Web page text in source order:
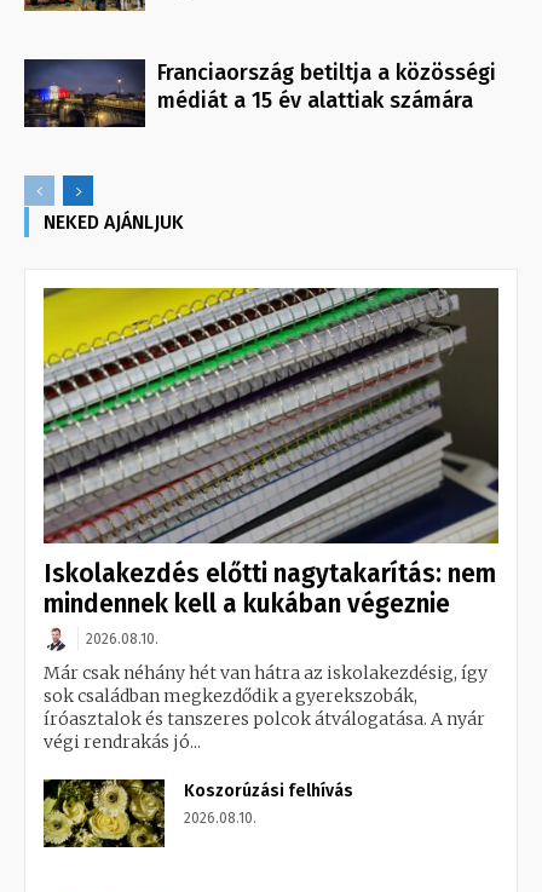
Franciaország betiltja a közösségi
médiát a 15 év alattiak számára
NEKED AJÁNLJUK
Iskolakezdés előtti nagytakarítás: nem
mindennek kell a kukában végeznie
2026.08.10.
Már csak néhány hét van hátra az iskolakezdésig, így
sok családban megkezdődik a gyerekszobák,
íróasztalok és tanszeres polcok átválogatása. A nyár
végi rendrakás jó...
Koszorúzási felhívás
2026.08.10.